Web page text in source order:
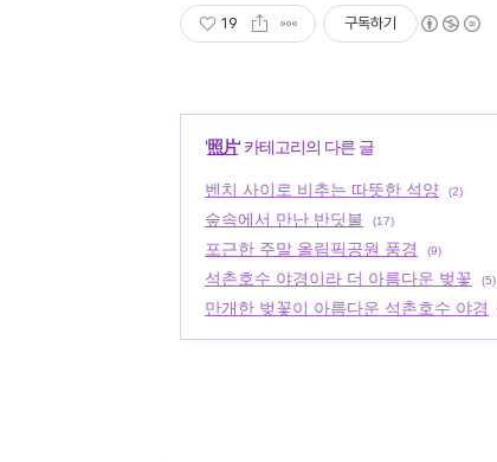
19 구독하기
'照片' 카테고리의 다른 글
벤치 사이로 비추는 따뜻한 석양 (2)
숲속에서 만난 반딧불 (17)
포근한 주말 올림픽공원 풍경 (9)
석촌호수 야경이라 더 아름다운 벚꽃 (5)
만개한 벚꽃이 아름다운 석촌호수 야경